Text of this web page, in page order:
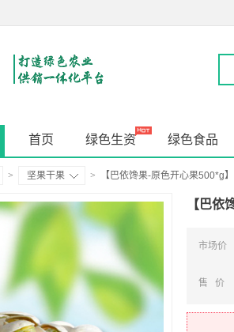
首页 绿色生资 绿色食品
> 坚果干果 > 【巴依馋果-原色开心果500*g
【巴依
市场价
售 价